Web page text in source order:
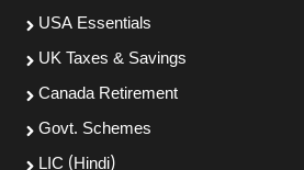
USA Essentials
UK Taxes & Savings
Canada Retirement
Govt. Schemes
LIC (Hindi)